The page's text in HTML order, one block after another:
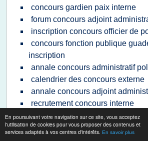
En poursuivant votre navigation sur ce site, vous acceptez
l'utilisation de cookies pour vous proposer des contenus et
services adaptés à vos centres d'intérêts. En savoir plus
concours gardien paix interne
forum concours adjoint
inscription concours officier de
concours fonction publique
inscription
annale concours administratif
calendrier des concours externe
annale concours adjoint
recrutement concours interne
inscription concours adjoint
externe